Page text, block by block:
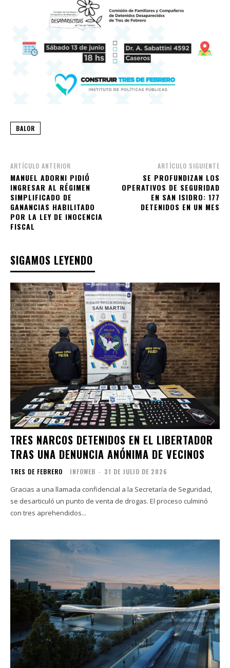
BALOR
ARTÍCULO ANTERIOR
MANUEL ADORNI PIDIÓ
INGRESAR AL RÉGIMEN
SIMPLIFICADO DE
GANANCIAS HABILITADO
POR LA LEY DE INOCENCIA
FISCAL
ARTÍCULO SIGUIENTE
SE PROFUNDIZAN LOS
OPERATIVOS DE SEGURIDAD
EN SAN ISIDRO: 177
DETENIDOS EN UN MES
SIGAMOS LEYENDO
TRES NARCOS DETENIDOS EN EL LIBERTADOR
TRAS UNA DENUNCIA ANÓNIMA DE VECINOS
TRES DE FEBRERO INFOWEB - 31 DE JULIO DE 2026
Gracias a una llamada confidencial a la Secretaría de Seguridad,
se desarticuló un punto de venta de drogas. El proceso culminó
con tres aprehendidos...